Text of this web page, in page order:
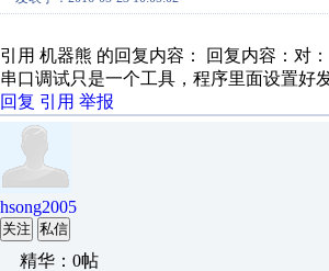
引用 机器熊 的回复内容： 回复内容：对
串口调试只是一个工具，程序里面设置好
回复 引用 举报
hsong2005
关注 私信
精华：0帖